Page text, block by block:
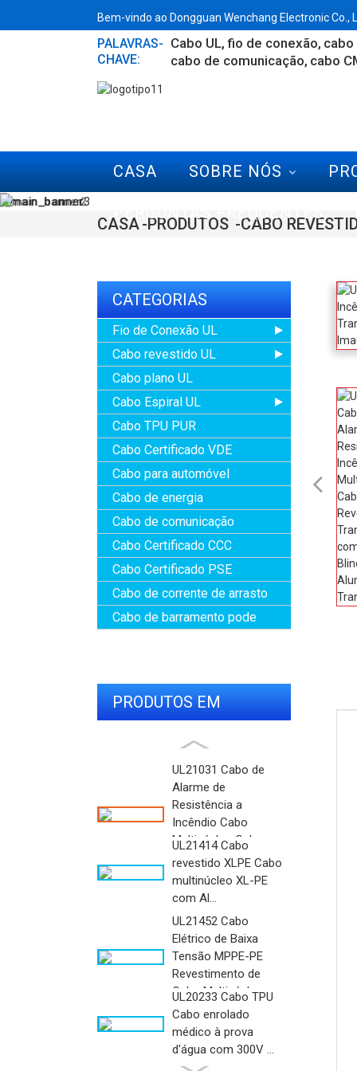
Bem-vindo ao Dongguan Wenchang Electronic Co.,
PALAVRAS-
CHAVE:
Cabo UL fio de conexão
cabo de comunicação cabo
CASA SOBRE NÓS
CASA PRODUTOS CABO
CATEGORIAS
Fio de Conexão UL
Cabo revestido UL
Cabo plano UL
Cabo Espiral UL
Cabo TPU PUR
Cabo Certificado VDE
Cabo para automóvel
Cabo de energia
Cabo de comunicação
Cabo Certificado CCC
Cabo Certificado PSE
Cabo de corrente de arrasto
Cabo de barramento pode
PRODUTOS EM
DESTAQUE
UL21031 Cabo de
Alarme de
Resistência a
Incêndio Cabo
Multinúcleo Cabo
Revestido ...
UL21414 Cabo
revestido XLPE Cabo
multinúcleo XL-PE
com Al...
UL21452 Cabo
Elétrico de Baixa
Tensão MPPE-PE
Revestimento de
Cabo Multinúcleo...
UL20233 Cabo TPU
Cabo enrolado
médico à prova
d'água com 300V ...
